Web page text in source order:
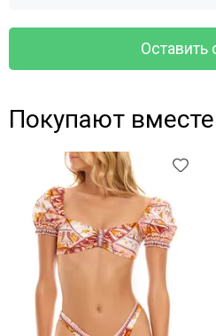
Оставить
Покупают вместе